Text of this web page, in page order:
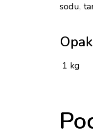
sodu,
1 kg